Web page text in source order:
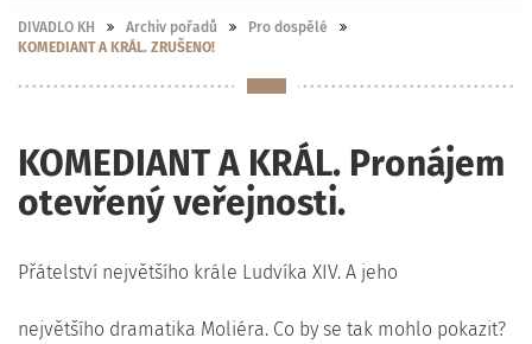
DIVADLO KH Archiv pořadů
Pro dospělé
KOMEDIANT A KRÁL. ZRUŠENO!
KOMEDIANT A KRÁL. Pronájem
otevřený veřejnosti.
Přátelství největšího krále Ludvíka XIV. A jeho
největšího dramatika Moliéra. Co by se tak mohlo pokazit?